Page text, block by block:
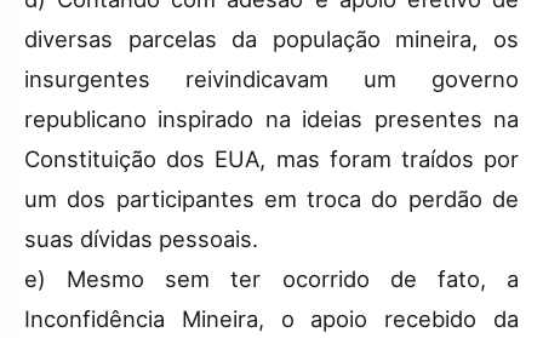
diversas parcelas da população mineira, os
insurgentes reivindicavam um governo
republicano inspirado na ideias presentes na
Constituição dos EUA, mas foram traídos por
um dos participantes em troca do perdão de
suas dívidas pessoais.
e) Mesmo sem ter ocorrido de fato, a
Inconfidência Mineira, o apoio recebido da